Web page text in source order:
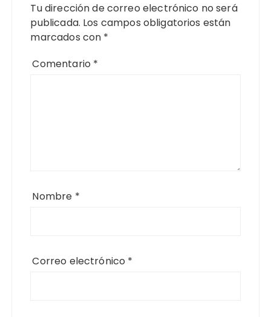
Tu dirección de correo electrónico no será
publicada. Los campos obligatorios están
marcados con *
Comentario *
Nombre *
Correo electrónico *